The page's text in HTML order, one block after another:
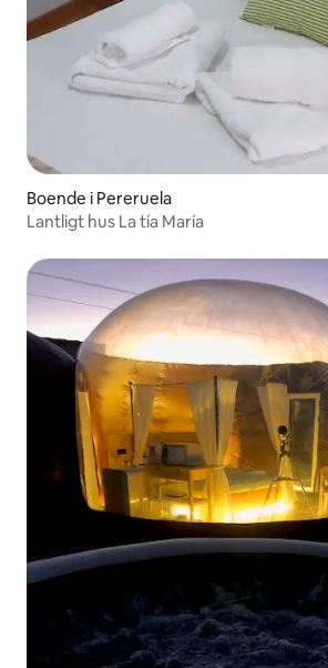
Boende i Pereruela
Lantligt hus La tía María